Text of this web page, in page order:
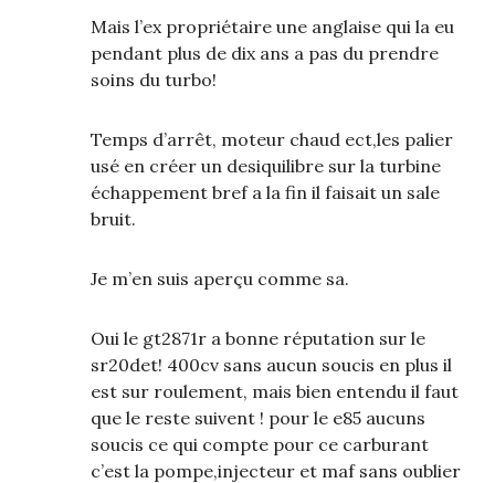
Mais l’ex propriétaire une anglaise qui la eu
pendant plus de dix ans a pas du prendre
soins du turbo!
Temps d’arrêt, moteur chaud ect,les palier
usé en créer un desiquilibre sur la turbine
échappement bref a la fin il faisait un sale
bruit.
Je m’en suis aperçu comme sa.
Oui le gt2871r a bonne réputation sur le
sr20det! 400cv sans aucun soucis en plus il
est sur roulement, mais bien entendu il faut
que le reste suivent ! pour le e85 aucuns
soucis ce qui compte pour ce carburant
c’est la pompe,injecteur et maf sans oublier